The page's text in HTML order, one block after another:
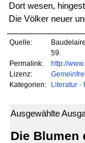
Dort wesen,
Die Völker neuer
Quelle:
59.
Permalink:
http://
Lizenz:
Gemeinfrei
Kategorien:
Literatur·
Ausgewählte
Die Blumen